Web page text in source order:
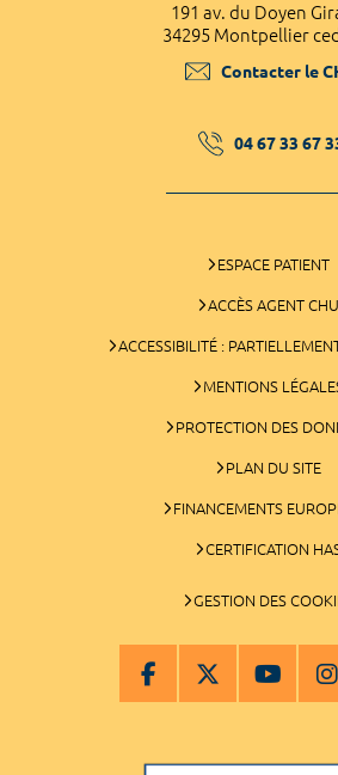
191 av. du Doyen
34295 Montpellier
Contacter le
04 67 33 67
ESPACE PATIENT
ACCÈS AGENT CHU
ACCESSIBILITÉ :
MENTIONS
PROTECTION DES
PLAN DU SITE
FINANCEMENTS
CERTIFICATION
GESTION DES